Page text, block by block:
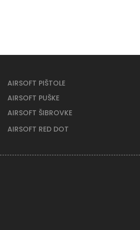
AIRSOFT PIŠTOLE
AIRSOFT PUŠKE
AIRSOFT ŠIBROVKE
AIRSOFT RED DOT